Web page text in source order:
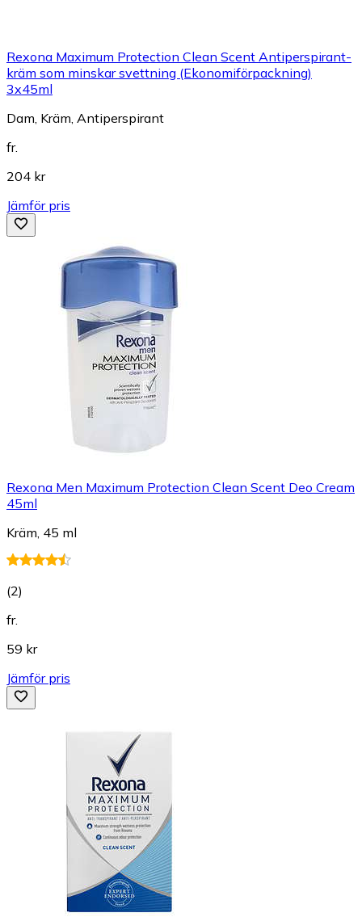
Rexona Maximum Protection Clean Scent Antiperspirant-
kräm som minskar svettning (Ekonomiförpackning)
3x45ml
Dam, Kräm, Antiperspirant
fr.
204 kr
Jämför pris
Rexona Men Maximum Protection Clean Scent Deo Cream
45ml
Kräm, 45 ml
(2)
fr.
59 kr
Jämför pris